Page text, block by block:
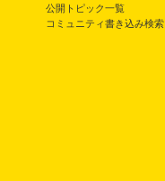
公開トピック一覧
コミュニティ書き込み検索